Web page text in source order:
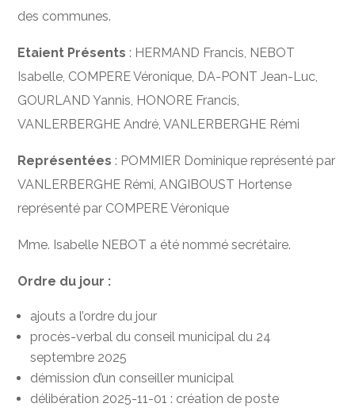
des communes.
Etaient Présents : HERMAND Francis, NEBOT
Isabelle, COMPERE Véronique, DA-PONT Jean-Luc,
GOURLAND Yannis, HONORE Francis,
VANLERBERGHE André, VANLERBERGHE Rémi
Représentées : POMMIER Dominique représenté par
VANLERBERGHE Rémi, ANGIBOUST Hortense
représenté par COMPERE Véronique
Mme. Isabelle NEBOT a été nommé secrétaire.
Ordre du jour :
ajouts a l’ordre du jour
procès-verbal du conseil municipal du 24
septembre 2025
démission d’un conseiller municipal
délibération 2025-11-01 : création de poste